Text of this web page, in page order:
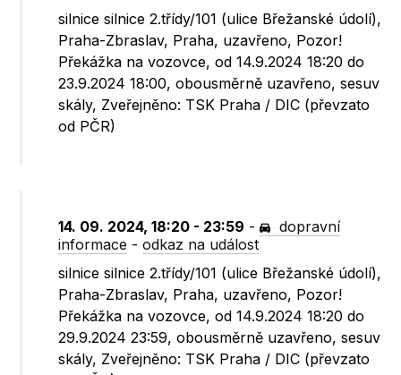
silnice silnice 2.třídy/101 (ulice Břežanské údolí),
Praha-Zbraslav, Praha, uzavřeno, Pozor!
Překážka na vozovce, od 14.9.2024 18:20 do
23.9.2024 18:00, obousměrně uzavřeno, sesuv
skály, Zveřejněno: TSK Praha / DIC (převzato
od PČR)
14. 09. 2024, 18:20 - 23:59 -
dopravní
informace -odkaz na událost
silnice silnice 2.třídy/101 (ulice Břežanské údolí),
Praha-Zbraslav, Praha, uzavřeno, Pozor!
Překážka na vozovce, od 14.9.2024 18:20 do
29.9.2024 23:59, obousměrně uzavřeno, sesuv
skály, Zveřejněno: TSK Praha / DIC (převzato